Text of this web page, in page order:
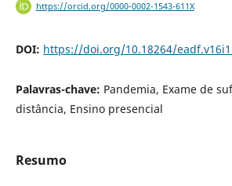
https://orcid.org/0000-0002-1543-611X
DOI: https://doi.org/10.18264/
Palavras-chave: Pandemia, Exame de
distância, Ensino presencial
Resumo